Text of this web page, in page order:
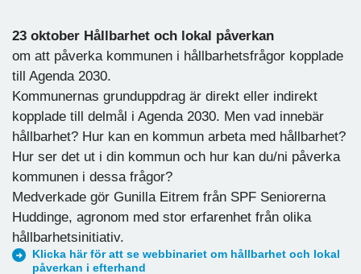
23 oktober Hållbarhet och lokal påverkan
om att påverka kommunen i hållbarhetsfrågor kopplade
till Agenda 2030.
Kommunernas grunduppdrag är direkt eller indirekt
kopplade till delmål i Agenda 2030. Men vad innebär
hållbarhet? Hur kan en kommun arbeta med hållbarhet?
Hur ser det ut i din kommun och hur kan du/ni påverka
kommunen i dessa frågor?
Medverkade gör Gunilla Eitrem från SPF Seniorerna
Huddinge, agronom med stor erfarenhet från olika
hållbarhetsinitiativ.
Klicka här för att se webbinariet om hållbarhet och lokal
påverkan i efterhand